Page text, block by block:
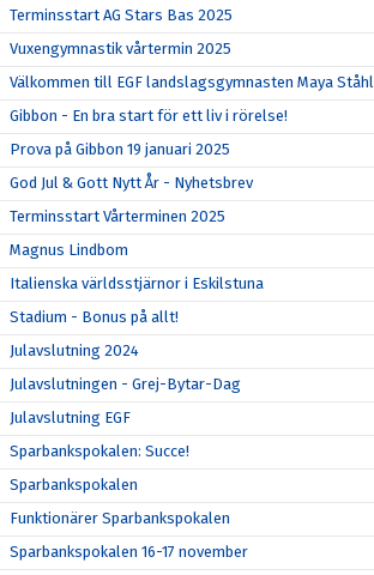
Terminsstart AG Stars Bas 2025
Vuxengymnastik vårtermin 2025
Välkommen till EGF landslagsgymnasten Maya Ståhl
Gibbon - En bra start för ett liv i rörelse!
Prova på Gibbon 19 januari 2025
God Jul & Gott Nytt År - Nyhetsbrev
Terminsstart Vårterminen 2025
Magnus Lindbom
Italienska världsstjärnor i Eskilstuna
Stadium - Bonus på allt!
Julavslutning 2024
Julavslutningen - Grej-Bytar-Dag
Julavslutning EGF
Sparbankspokalen: Succe!
Sparbankspokalen
Funktionärer Sparbankspokalen
Sparbankspokalen 16-17 november